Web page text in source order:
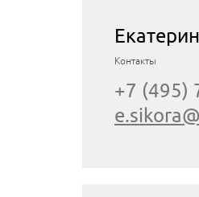
Контакты
+7 (495)